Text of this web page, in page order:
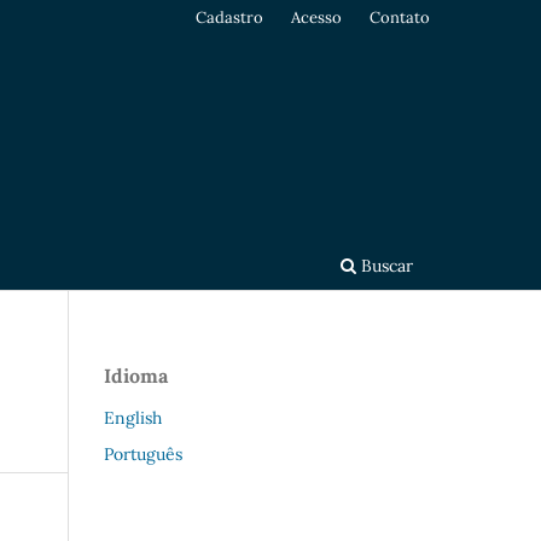
Buscar
Cadastro Acesso Contato
Idioma
English
Português